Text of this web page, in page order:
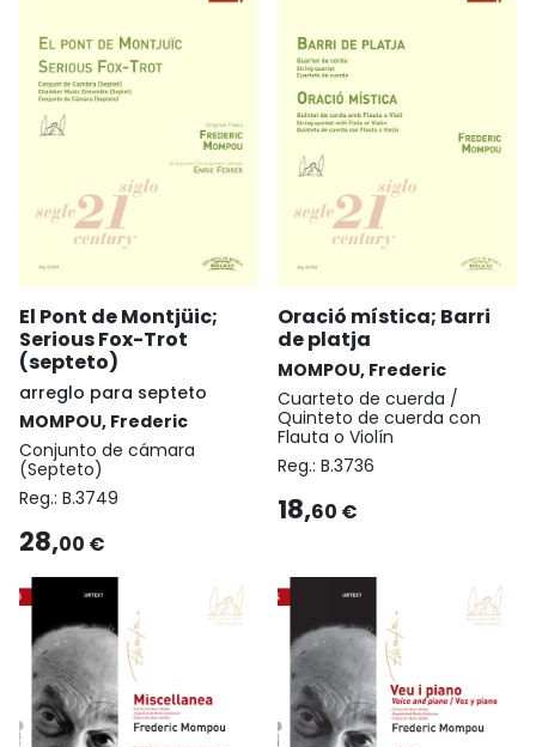
El Pont de Montjüic;
Serious Fox-Trot
(septeto)
arreglo para septeto
MOMPOU, Frederic
Conjunto de cámara
(Septeto)
Reg.: B.3749
28,00 €
Oració mística; Barri
de platja
MOMPOU, Frederic
Cuarteto de cuerda /
Quinteto de cuerda con
Flauta o Violín
Reg.: B.3736
18,60 €